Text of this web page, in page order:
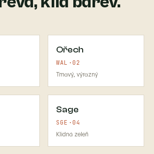
Ořech
WAL·02
Tmavý, výrazný
Sage
SGE·04
Klidná zeleň